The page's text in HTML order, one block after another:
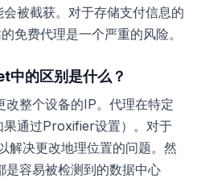
被截获。对于存储支付信息的
免费代理是一个严重的风险。
的区别是什么？
整个设备的IP。代理在特定
果通过Proxifier设置）。对于
解决更改地理位置的问题。然
容易被检测到的数据中心